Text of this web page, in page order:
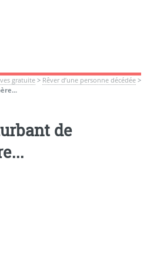
gratuite> Rêver d’une personne décédée>
de